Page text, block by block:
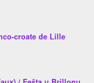
croate de Lille